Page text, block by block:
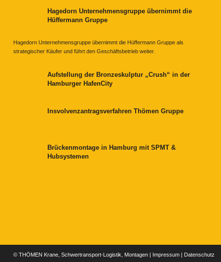
Hagedorn Unternehmensgruppe übernimmt die
Hüffermann Gruppe
Hagedorn Unternehmensgruppe übernimmt die Hüffermann Gruppe als
strategischer Käufer und führt den Geschäftsbetrieb weiter.
Aufstellung der Bronzeskulptur „Crush“ in der
Hamburger HafenCity
Insvolvenzantragsverfahren Thömen Gruppe
Brückenmontage in Hamburg mit SPMT &
Hubsystemen
© THÖMEN Krane, Schwertransport-Logistik, Montagen | Impressum | Datenschutz